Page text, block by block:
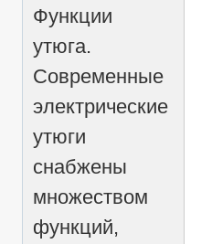
Функции
утюга.
Современные
электрические
утюги
снабжены
множеством
функций,